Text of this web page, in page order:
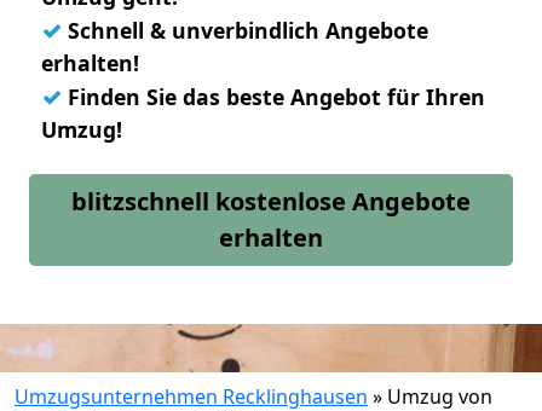
✓ Schnell & unverbindlich Angebote
erhalten!
✓ Finden Sie das beste Angebot für Ihren
Umzug!
blitzschnell kostenlose Angebote
erhalten
Umzugsunternehmen Recklinghausen » Umzug von